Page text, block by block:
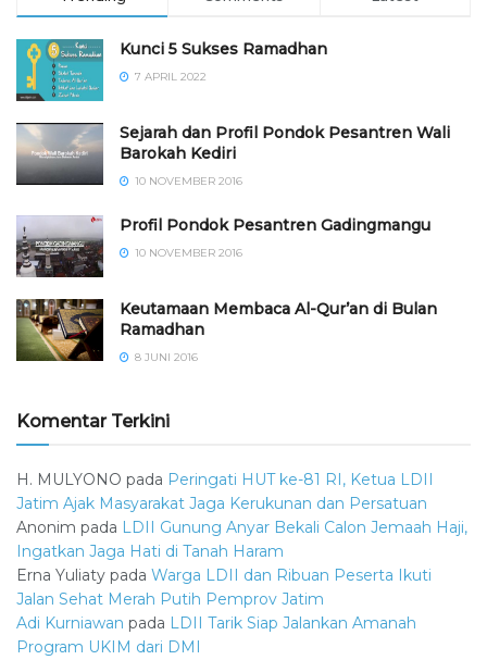
Kunci 5 Sukses Ramadhan
7 APRIL 2022
Sejarah dan Profil Pondok Pesantren Wali
Barokah Kediri
10 NOVEMBER 2016
⁠⁠⁠Profil Pondok Pesantren Gadingmangu
10 NOVEMBER 2016
Keutamaan Membaca Al-Qur’an di Bulan
Ramadhan
8 JUNI 2016
Komentar Terkini
H. MULYONO pada Peringati HUT ke-81 RI, Ketua LDII
Jatim Ajak Masyarakat Jaga Kerukunan dan Persatuan
Anonim pada LDII Gunung Anyar Bekali Calon Jemaah Haji,
Ingatkan Jaga Hati di Tanah Haram
Erna Yuliaty pada Warga LDII dan Ribuan Peserta Ikuti
Jalan Sehat Merah Putih Pemprov Jatim
Adi Kurniawan pada LDII Tarik Siap Jalankan Amanah
Program UKIM dari DMI